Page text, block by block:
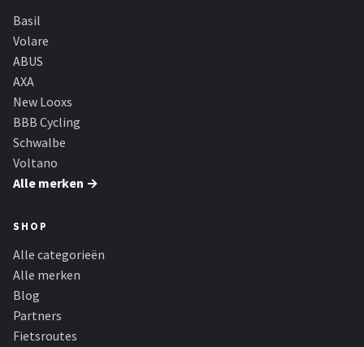
Basil
Volare
ABUS
AXA
New Looxs
BBB Cycling
Schwalbe
Voltano
Alle merken →
SHOP
Alle categorieën
Alle merken
Blog
Partners
Fietsroutes